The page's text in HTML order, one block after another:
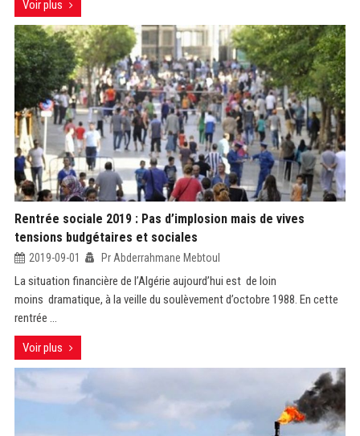
Voir plus
Rentrée sociale 2019 : Pas d’implosion mais de vives
tensions budgétaires et sociales
2019-09-01 Pr Abderrahmane Mebtoul
La situation financière de l’Algérie aujourd’hui est de loin
moins dramatique, à la veille du soulèvement d’octobre 1988. En cette
rentrée ...
Voir plus